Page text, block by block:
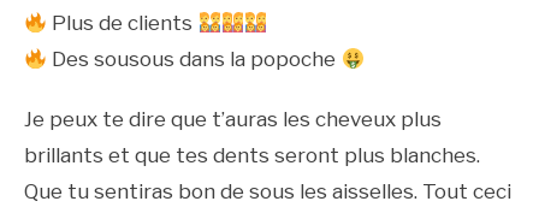
Plus de clients
Des sousous dans la popoche
Je peux te dire que t’auras les cheveux plus
brillants et que tes dents seront plus blanches.
Que tu sentiras bon de sous les aisselles. Tout ceci